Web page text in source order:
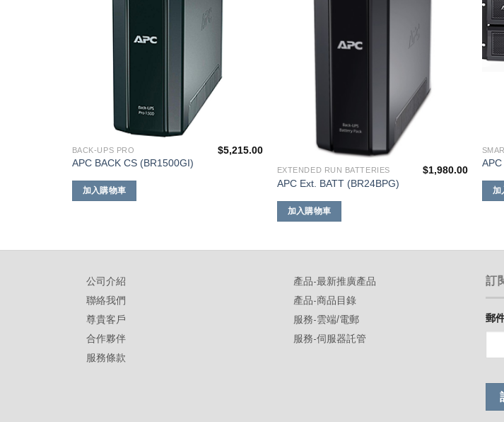
BACK-UPS PRO
APC BACK CS (BR1500GI)
$5,215.00
加入購物車
EXTENDED RUN BATTERIES
APC Ext. BATT (BR24BPG)
$1,980.00
加入購物車
加
公司介紹
聯絡我們
尊貴客戶
合作夥伴
服務條款
產品-最新推廣產品
產品-商品目錄
服務-雲端/電郵
服務-伺服器託管
訂
郵